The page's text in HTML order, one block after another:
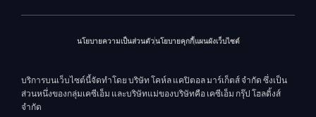
นโยบายความเป็นส่วนตัวนโยบายคุกกี้ แผนผังเว็บไซต์
บริการบนเว็บไซต์นี้จัดทำโดย บริษัท โคห์ล แคปิตอล มาร์เก็ตส์ จำกัด ซึ่งเป็น
ส่วนหนึ่งของกลุ่มเคซีเอ็ม และบริษัทแม่ของบริษัทคือ เคซีเอ็ม กรุ๊ป โฮลดิ้งส์
จำกัด